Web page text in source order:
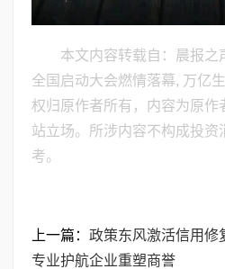
本文内容转载自：晨报之
全国启动大会燃情落幕, 万亿
权归原作者所有，内容为原作
站立场。所涉内容不构成投资
考。
上一篇： 政策东风激活信用修
专业护航企业重塑商誉